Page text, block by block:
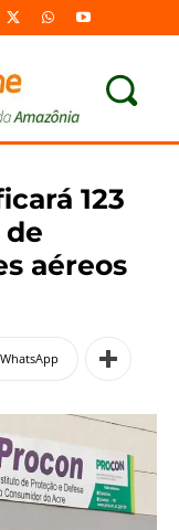
123
de
aéreos
WhatsApp